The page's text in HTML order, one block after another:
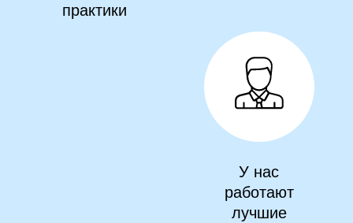
практики
У нас
работают
лучшие